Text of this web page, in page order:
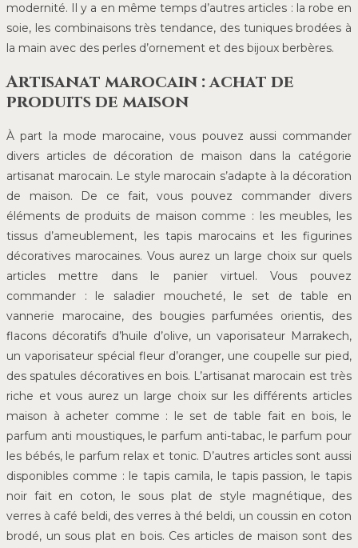
modernité. Il y a en même temps d’autres articles : la robe en
soie, les combinaisons très tendance, des tuniques brodées à
la main avec des perles d’ornement et des bijoux berbères.
Artisanat marocain : achat de
produits de maison
À part la mode marocaine, vous pouvez aussi commander
divers articles de décoration de maison dans la catégorie
artisanat marocain. Le style marocain s’adapte à la décoration
de maison. De ce fait, vous pouvez commander divers
éléments de produits de maison comme : les meubles, les
tissus d’ameublement, les tapis marocains et les figurines
décoratives marocaines. Vous aurez un large choix sur quels
articles mettre dans le panier virtuel. Vous pouvez
commander : le saladier moucheté, le set de table en
vannerie marocaine, des bougies parfumées orientis, des
flacons décoratifs d’huile d’olive, un vaporisateur Marrakech,
un vaporisateur spécial fleur d’oranger, une coupelle sur pied,
des spatules décoratives en bois. L’artisanat marocain est très
riche et vous aurez un large choix sur les différents articles
maison à acheter comme : le set de table fait en bois, le
parfum anti moustiques, le parfum anti-tabac, le parfum pour
les bébés, le parfum relax et tonic. D’autres articles sont aussi
disponibles comme : le tapis camila, le tapis passion, le tapis
noir fait en coton, le sous plat de style magnétique, des
verres à café beldi, des verres à thé beldi, un coussin en coton
brodé, un sous plat en bois. Ces articles de maison sont des